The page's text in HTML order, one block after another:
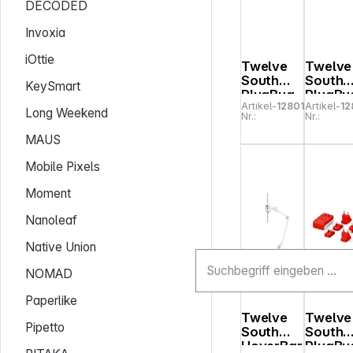
DECODED
Invoxia
iOttie
KeySmart
Long Weekend
MAUS
Mobile Pixels
Moment
Nanoleaf
Native Union
NOMAD
Paperlike
Pipetto
Twelve
South
PlugBug
50W
USB-C
Artikel-
Nr.:
128013
Twelve
South
120W
USB-C
Artikel-
Nr.:
Twelve
South
HoverBar
Twelve
South